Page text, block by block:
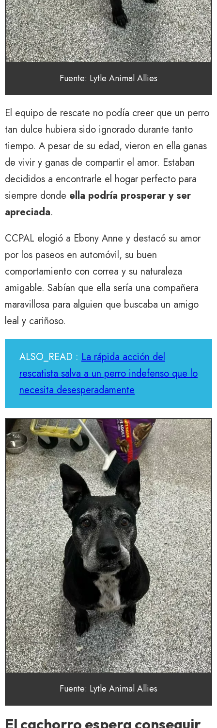
Fuente: Lytle Animal Allies
El equipo de rescate no podía creer que un perro
tan dulce hubiera sido ignorado durante tanto
tiempo. A pesar de su edad, vieron en ella ganas
de vivir y ganas de compartir el amor. Estaban
decididos a encontrarle el hogar perfecto para
siempre donde ella podría prosperar y ser
apreciada.
CCPAL elogió a Ebony Anne y destacó su amor
por los paseos en automóvil, su buen
comportamiento con correa y su naturaleza
amigable. Sabían que ella sería una compañera
maravillosa para alguien que buscaba un amigo
leal y cariñoso.
ALSO_READ : La rápida acción del
rescatista salva a un perro indefenso que lo
necesita desesperadamente
Fuente: Lytle Animal Allies